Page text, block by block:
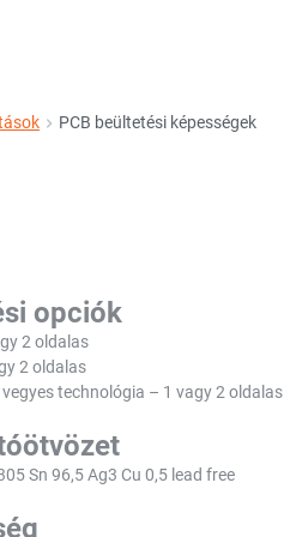
PCB beültetési képességek
opciók
2 oldalas
2 oldalas
vegyes technológia – 1 vagy 2 oldalas
Sn 96,5 Ag3 Cu 0,5 lead free